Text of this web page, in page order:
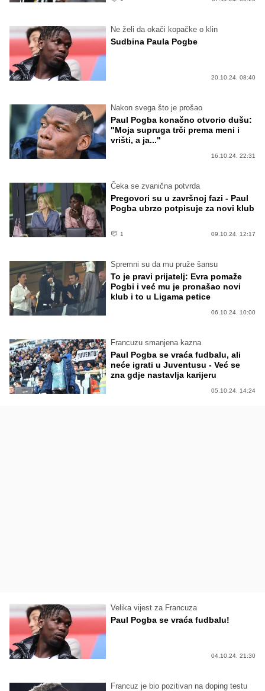
Ne želi da okači kopačke o klin
Sudbina Paula Pogbe
20.10.24. 08:40
Nakon svega što je prošao
Paul Pogba konačno otvorio dušu:
"Moja supruga trči prema meni i
vrišti, a ja..."
16.10.24. 22:31
Čeka se zvanična potvrda
Pregovori su u završnoj fazi - Paul
Pogba ubrzo potpisuje za novi klub
1 09.10.24. 12:17
Spremni su da mu pruže šansu
To je pravi prijatelj: Evra pomaže
Pogbi i već mu je pronašao novi
klub i to u Ligama petice
06.10.24. 10:00
Francuzu smanjena kazna
Paul Pogba se vraća fudbalu, ali
neće igrati u Juventusu - Već se
zna gdje nastavlja karijeru
05.10.24. 14:24
Velika vijest za Francuza
Paul Pogba se vraća fudbalu!
04.10.24. 21:30
Francuz je bio pozitivan na doping testu